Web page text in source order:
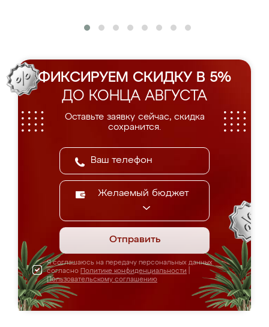
ФИКСИРУЕМ СКИДКУ В 5%
ДО КОНЦА АВГУСТА
Оставьте заявку сейчас, скидка
сохранится.
Желаемый бюджет
Отправить
Я соглашаюсь на передачу персональных данных
согласно Политике конфиденциальности
Пользовательскому соглашению